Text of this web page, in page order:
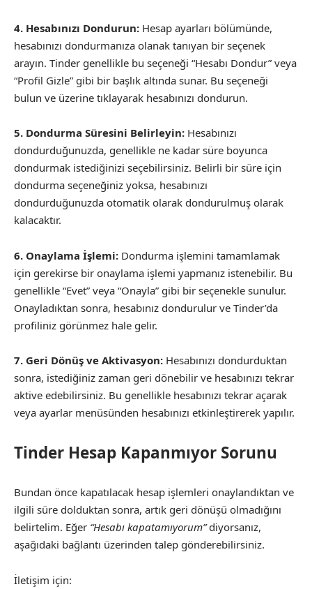
4. Hesabınızı Dondurun: Hesap ayarları bölümünde,
hesabınızı dondurmanıza olanak tanıyan bir seçenek
arayın. Tinder genellikle bu seçeneği “Hesabı Dondur” veya
“Profil Gizle” gibi bir başlık altında sunar. Bu seçeneği
bulun ve üzerine tıklayarak hesabınızı dondurun.
5. Dondurma Süresini Belirleyin: Hesabınızı
dondurduğunuzda, genellikle ne kadar süre boyunca
dondurmak istediğinizi seçebilirsiniz. Belirli bir süre için
dondurma seçeneğiniz yoksa, hesabınızı
dondurduğunuzda otomatik olarak dondurulmuş olarak
kalacaktır.
6. Onaylama İşlemi: Dondurma işlemini tamamlamak
için gerekirse bir onaylama işlemi yapmanız istenebilir. Bu
genellikle “Evet” veya “Onayla” gibi bir seçenekle sunulur.
Onayladıktan sonra, hesabınız dondurulur ve Tinder’da
profiliniz görünmez hale gelir.
7. Geri Dönüş ve Aktivasyon: Hesabınızı dondurduktan
sonra, istediğiniz zaman geri dönebilir ve hesabınızı tekrar
aktive edebilirsiniz. Bu genellikle hesabınızı tekrar açarak
veya ayarlar menüsünden hesabınızı etkinleştirerek yapılır.
Tinder Hesap Kapanmıyor Sorunu
Bundan önce kapatılacak hesap işlemleri onaylandıktan ve
ilgili süre dolduktan sonra, artık geri dönüşü olmadığını
belirtelim. Eğer “Hesabı kapatamıyorum”diyorsanız,
aşağıdaki bağlantı üzerinden talep gönderebilirsiniz.
İletişim için: